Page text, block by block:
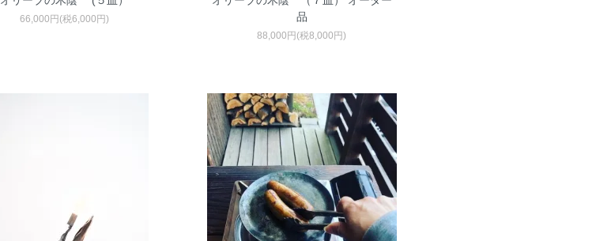
66,000円(税6,000円)
品
88,000円(税8,000円)